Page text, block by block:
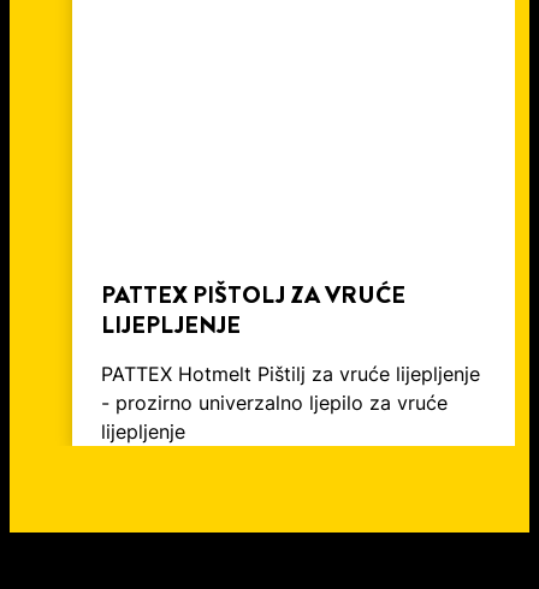
PATTEX PIŠTOLJ ZA VRUĆE
LIJEPLJENJE
PATTEX Hotmelt Pištilj za vruće lijepljenje
- prozirno univerzalno ljepilo za vruće
lijepljenje